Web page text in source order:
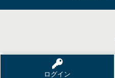
ログイン